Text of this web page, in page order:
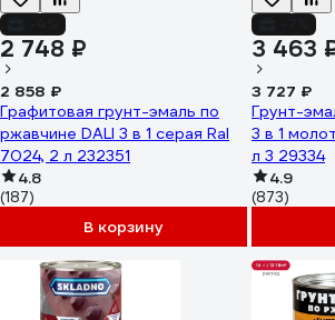
2 748 ₽
2 858 ₽
Графитовая грунт-эмаль по
ржавчине DALI 3 в 1 серая Ral
7024, 2 л 232351
4.8
(187)
В корзину
3 463
3 727 ₽
Грунт-
3 в 1
л 3 29334
4.9
(873)